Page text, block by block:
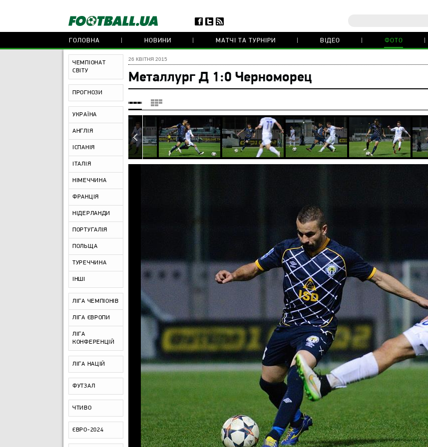
ГОЛОВНА НОВИНИ МАТЧІ ТА ТУРНІРИ ВІДЕО ФОТО
ЧЕМПІОНАТ
СВІТУ
ПРОГНОЗИ
УКРАЇНА
АНГЛІЯ
ІСПАНІЯ
ІТАЛІЯ
НІМЕЧЧИНА
ФРАНЦІЯ
НІДЕРЛАНДИ
ПОРТУГАЛІЯ
ПОЛЬЩА
ТУРЕЧЧИНА
ІНШІ
ЛІГА ЧЕМПІОНІВ
ЛІГА ЄВРОПИ
ЛІГА
КОНФЕРЕНЦІЙ
ЛІГА НАЦІЙ
ФУТЗАЛ
ЧТИВО
ЄВРО-2024
26 КВІТНЯ 2015
Металлург Д 1:0 Черноморец